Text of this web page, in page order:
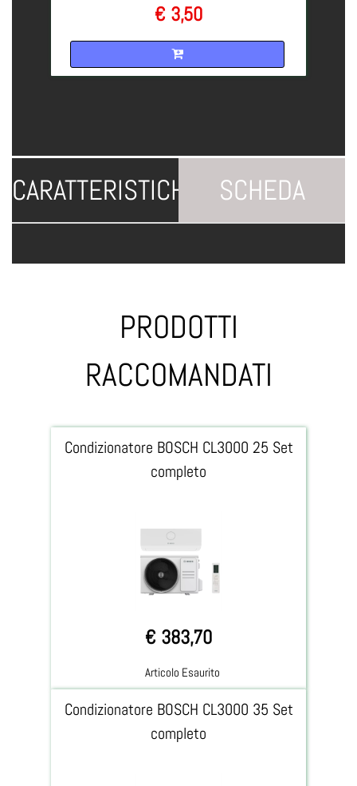
€ 3,50
CARATTERISTICHE
SCHEDA
TECNICA
PRODOTTI
RACCOMANDATI
Condizionatore BOSCH CL3000 25 Set
completo
€ 383,70
Articolo Esaurito
Condizionatore BOSCH CL3000 35 Set
completo